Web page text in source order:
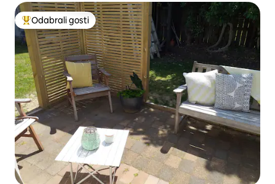
Među najviše rangiranima s oznakom „Odabrali gosti”
Odabrali gosti